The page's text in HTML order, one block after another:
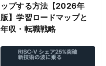
ップする方法【2026年
版】学習ロードマップと
年収・転職戦略